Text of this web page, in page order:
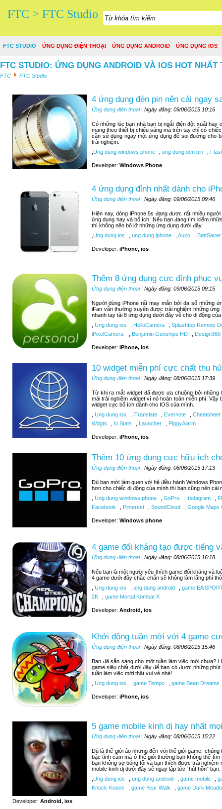
FTC > FTC Studio
FTC STUDIO ỨNG DỤNG ĐIỆN THOẠI ỨNG DỤNG ANDROID ỨNG DỤNG IOS
FTC STUDIO: ỨNG DỤNG ANDROID VÀ IOS HOT NHẤT
FTC FTC Studio
4 ứng dụng đèn pin nên cài ngay
Ứng dụng điện thoại| Ngày đăng: 09/06/2015 10:16
Có những lúc bạn nhà bạn bị ngắt điện đột xuất hay
mang theo thiết bị chiếu sáng mà trên tay chỉ có
cần sử dụng ngay một ứng dụng để soi đường cho
trải nghiệm.
Ung dung windows phone ung dung den pin
Developer: Windows Phone
4 ứng dụng đỉnh nhất dành cho
Ứng dụng điện thoại| Ngày đăng: 09/06/2015 09:46
Hiện nay, dòng iPhone 5s đang được rất nhiều
ứng dụng hay và bổ ích. Nếu bạn đang tìm kiếm
thì không nên bỏ lỡ những ứng dụng dưới đây.
Ung dung ios ung dung iphone Auxo BattSaver
Developer: iPhone, ios
Thêm 8 ứng dụng cực đỉnh phục
Ứng dụng điện thoại| Ngày đăng: 09/06/2015 09:15
Người dùng iPhone rất may mắn bởi đa số những
iFan vẫn thường xuyên được trải nghiệm những
nhanh tay tải 8 ứng dụng dưới đây về cho di động
Ung dung ios HelloCamera
Splashtop Remote
iPixelCamera
Benjamin Gunships HD Design360
Developer: iPhone, ios
10 widget miễn phí cực chất thu
Ứng dụng điện thoại| Ngày đăng: 08/06/2015 17:39
Từ khi ra mắt widget đã được ưa chuộng bởi
mái trải nghiệm widget vì nó hoàn toàn miễn phí.
widget cực bổ ích dành cho IOS của mình.
Ung dung ios iTranslate Evernote
Cheatsheet
Wdgts
N Stats Launcher PiggyAlarm
Developer: iPhone, ios
Thêm 10 ứng dụng cực hữu ích
Ứng dụng điện thoại| Ngày đăng: 08/06/2015 17:13
Dù bạn mới làm quen với hệ điều hành Windows
hơn cho chiếc di động của mình thì bạn cũng nên cài
Ung dung windows phone GoPro Itsdagram
Facebook
Pinterest SoundCloud Google Maps
Developer: Windows phone
4 game đối kháng tạo được tiếng
Ứng dụng điện thoại| Ngày đăng: 08/06/2015 16:18
Nếu bạn là một người yêu thích game đối kháng và
4 game dưới đây chắc chắn sẽ không làm lãng phí
Ung dung ios ung dung android
game EA
2K
game Mortal Kombat X
Developer: Android, ios
Khởi động tuần mới với 4 game
Ứng dụng điện thoại| Ngày đăng: 08/06/2015 15:46
Bạn đã sẵn sàng cho một tuần làm việc mới chưa?
game siêu chất dưới đây để bạn có được những
tuần làm việc mới thật vui vẻ nhé!
Ung dung ios game Tempo game Bean Dreams
Developer: iPhone, ios
5 game mobile kinh dị hay nhất
Ứng dụng điện thoại| Ngày đăng: 08/06/2015 15:22
Dù là thế giới ảo nhưng đến với thế giới game,
bậc tình cảm mà ở thế giới thường bạn không thể
bạn không sợ bóng tối và bạn thích được trải
mobile kinh dị dưới đây sẽ ngay lập tức “hút hồn” bạn.
Ung dung ios ung dung android game mobile
Knock-Knock
game Year Walk game Dark
Developer: Android, ios